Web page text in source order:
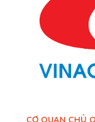
CƠ QUAN CHỦ